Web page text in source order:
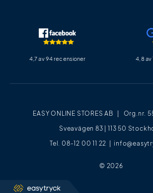
EASY ONLINE STORES AB | Org.nr.
Sveavägen 83 | 113 50
Tel. 08-12 00 11 22 |
© 2026
4,7 av 94 recensioner 4,8 av